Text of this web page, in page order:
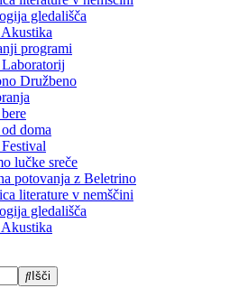
gledališča
programi
Družbeno
doma
lučke sreče
potovanja z Beletrino
literature v nemščini
gledališča
Išči